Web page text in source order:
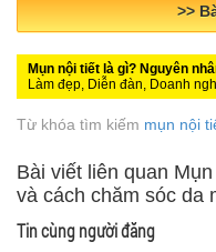
>>
Mụn nội tiết là gì? Nguyên
Làm đẹp, Diễn đàn, Doanh
Từ khóa tìm kiếm mụn nội
Bài viết liên quan
và cách chăm sóc da
Tin cùng người đăng